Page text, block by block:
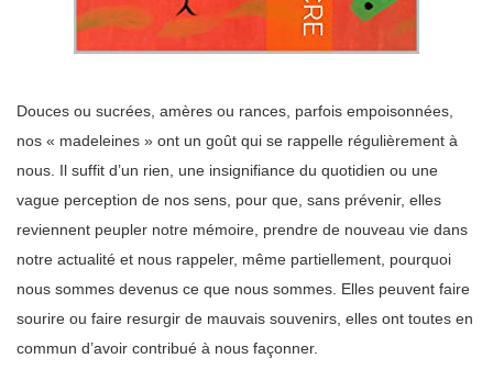
Douces ou sucrées, amères ou rances, parfois empoisonnées,
nos « madeleines » ont un goût qui se rappelle régulièrement à
nous. Il suffit d’un rien, une insignifiance du quotidien ou une
vague perception de nos sens, pour que, sans prévenir, elles
reviennent peupler notre mémoire, prendre de nouveau vie dans
notre actualité et nous rappeler, même partiellement, pourquoi
nous sommes devenus ce que nous sommes. Elles peuvent faire
sourire ou faire resurgir de mauvais souvenirs, elles ont toutes en
commun d’avoir contribué à nous façonner.